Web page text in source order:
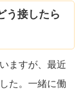
う接したら
ますが、最近
た。一緒に働